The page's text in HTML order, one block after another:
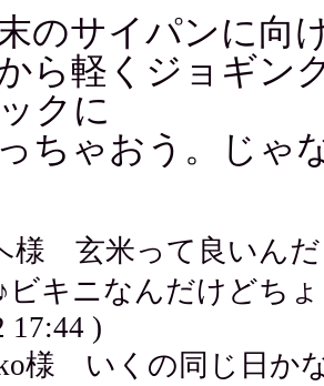
のサイパンに向
ら軽くジョギン
クに
ちゃおう。じゃ
様 玄米って良いんだ
ビキニなんだけどち
17:44 )
様 いくの同じ日か